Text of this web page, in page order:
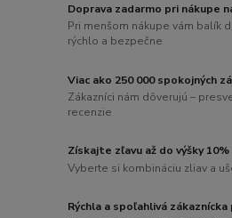
Doprava zadarmo pri nákupe
Pri menšom nákupe vám balík
rýchlo a bezpečne
Viac ako 250 000 spokojných
Zákazníci nám dôverujú –
recenzie
Získajte zľavu až do výšky 10%
Vyberte si kombináciu zliav a
Rýchla a spoľahlivá